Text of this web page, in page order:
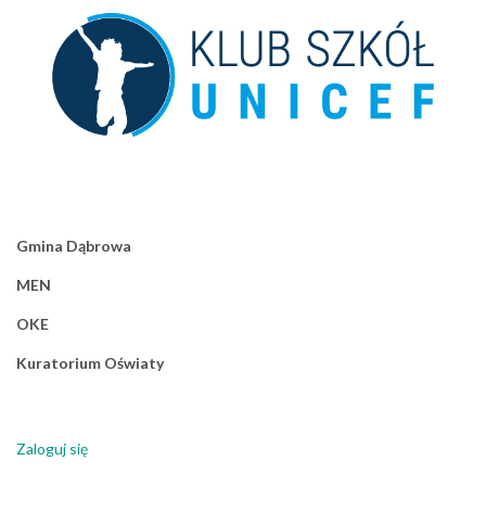
Gmina Dąbrowa
MEN
OKE
Kuratorium Oświaty
Zaloguj się